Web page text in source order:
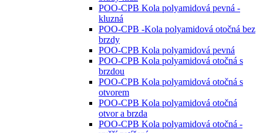
POO-CPB Kola polyamidová pevná -
kluzná
POO-CPB -Kola polyamidová otočná bez
brzdy
POO-CPB Kola polyamidová pevná
POO-CPB Kola polyamidová otočná s
brzdou
POO-CPB Kola polyamidová otočná s
otvorem
POO-CPB Kola polyamidová otočná
otvor a brzda
POO-CPB Kola polyamidová otočná -